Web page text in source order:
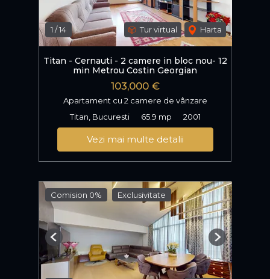
1 /14 Tur virtual Harta
Titan - Cernauti - 2 camere in bloc nou- 12
min Metrou Costin Georgian
103,000 €
Apartament cu 2 camere de vânzare
Titan, Bucuresti
65.9 mp 2001
Vezi mai multe detalii
Comision 0% Exclusivitate
Previous Next